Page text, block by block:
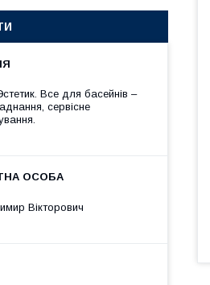
Все для басейнів –
сервісне
Вікторович